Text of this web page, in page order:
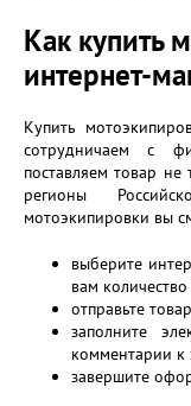
Как купить
интернет-
Купить
сотрудничаем с
поставляем товар
регионы
мотоэкипировки вы
выберите
вам
отправьте
заполните
комментарии к
завершите